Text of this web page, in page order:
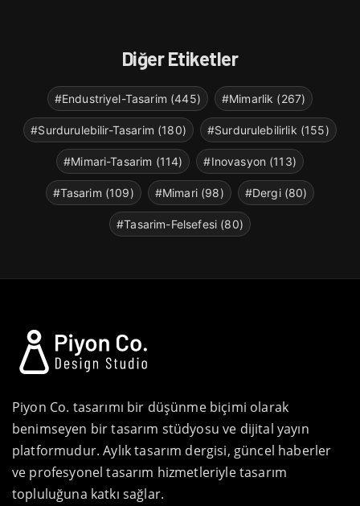
Diğer Etiketler
#Endustriyel-Tasarim (445) #Mimarlik (267)
#Surdurulebilir-Tasarim (180) #Surdurulebilirlik (155)
#Mimari-Tasarim (114) #Inovasyon (113)
#Tasarim (109) #Mimari (98) #Dergi (80)
#Tasarim-Felsefesi (80)
Piyon Co. tasarımı bir düşünme biçimi olarak
benimseyen bir tasarım stüdyosu ve dijital yayın
platformudur. Aylık tasarım dergisi, güncel haberler
ve profesyonel tasarım hizmetleriyle tasarım
topluluğuna katkı sağlar.